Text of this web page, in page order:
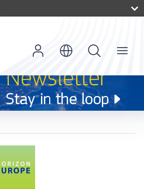
Menu